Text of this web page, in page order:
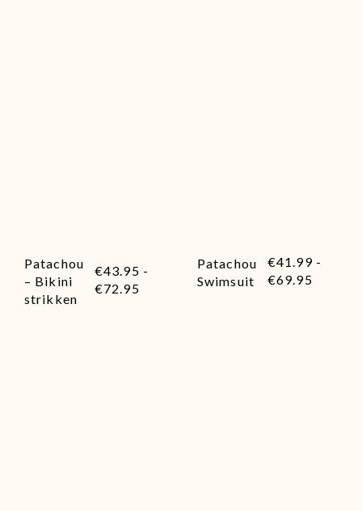
Patachou
– Bikini
strikken
€43.95 -
€72.95
Patachou
Swimsuit
€41.99 -
€69.95